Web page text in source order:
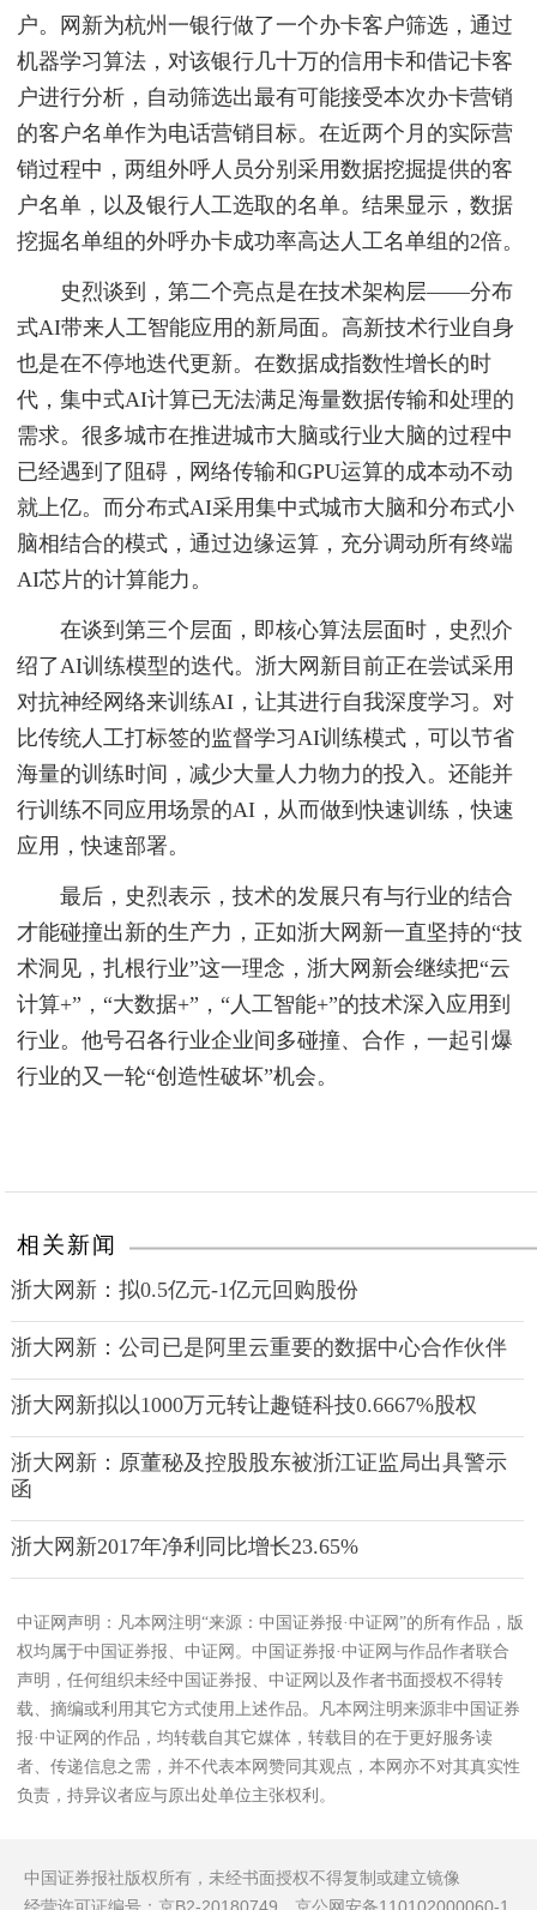
户。网新为杭州一银行做了一个办卡客户筛选，通过
机器学习算法，对该银行几十万的信用卡和借记卡客
户进行分析，自动筛选出最有可能接受本次办卡营销
的客户名单作为电话营销目标。在近两个月的实际营
销过程中，两组外呼人员分别采用数据挖掘提供的客
户名单，以及银行人工选取的名单。结果显示，数据
挖掘名单组的外呼办卡成功率高达人工名单组的2倍。
史烈谈到，第二个亮点是在技术架构层——分布
式AI带来人工智能应用的新局面。高新技术行业自身
也是在不停地迭代更新。在数据成指数性增长的时
代，集中式AI计算已无法满足海量数据传输和处理的
需求。很多城市在推进城市大脑或行业大脑的过程中
已经遇到了阻碍，网络传输和GPU运算的成本动不动
就上亿。而分布式AI采用集中式城市大脑和分布式小
脑相结合的模式，通过边缘运算，充分调动所有终端
AI芯片的计算能力。
在谈到第三个层面，即核心算法层面时，史烈介
绍了AI训练模型的迭代。浙大网新目前正在尝试采用
对抗神经网络来训练AI，让其进行自我深度学习。对
比传统人工打标签的监督学习AI训练模式，可以节省
海量的训练时间，减少大量人力物力的投入。还能并
行训练不同应用场景的AI，从而做到快速训练，快速
应用，快速部署。
最后，史烈表示，技术的发展只有与行业的结合
才能碰撞出新的生产力，正如浙大网新一直坚持的“技
术洞见，扎根行业”这一理念，浙大网新会继续把“云
计算+”，“大数据+”，“人工智能+”的技术深入应用到
行业。他号召各行业企业间多碰撞、合作，一起引爆
行业的又一轮“创造性破坏”机会。
相关新闻
浙大网新：拟0.5亿元-1亿元回购股份
浙大网新：公司已是阿里云重要的数据中心合作伙伴
浙大网新拟以1000万元转让趣链科技0.6667%股权
浙大网新：原董秘及控股股东被浙江证监局出具警示
函
浙大网新2017年净利同比增长23.65%
中证网声明：凡本网注明“来源：中国证券报·中证网”的所有作品，版
权均属于中国证券报、中证网。中国证券报·中证网与作品作者联合
声明，任何组织未经中国证券报、中证网以及作者书面授权不得转
载、摘编或利用其它方式使用上述作品。凡本网注明来源非中国证券
报·中证网的作品，均转载自其它媒体，转载目的在于更好服务读
者、传递信息之需，并不代表本网赞同其观点，本网亦不对其真实性
负责，持异议者应与原出处单位主张权利。
中国证券报社版权所有，未经书面授权不得复制或建立镜像